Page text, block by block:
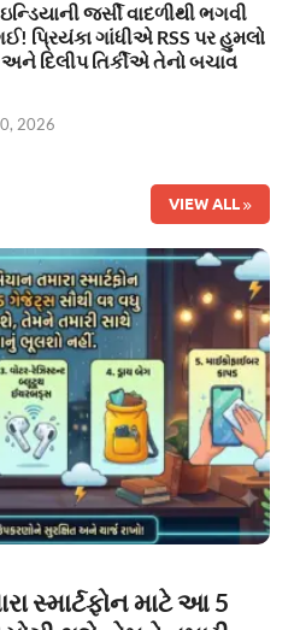
જર્સી વાદળીથી ભગવી
પ્રિયંકા ગાંધીએ RSS પર હુમલો
અને દિલીપ તિર્કીએ તેનો બચાવ
2026
VIEW ALL
સ્માર્ટફોન માટે આ 5